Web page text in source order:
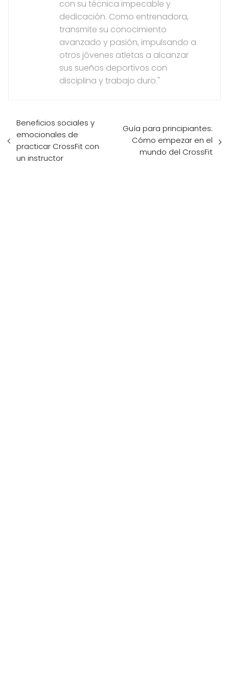
con su técnica impecable y
dedicación. Como entrenadora,
transmite su conocimiento
avanzado y pasión, impulsando a
otros jóvenes atletas a alcanzar
sus sueños deportivos con
disciplina y trabajo duro."
Beneficios sociales y
emocionales de
practicar CrossFit con
un instructor
Guía para principiantes:
Cómo empezar en el
mundo del CrossFit